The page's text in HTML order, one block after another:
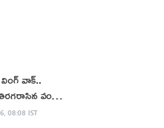
వాక్..
వండర్
08:08 IST